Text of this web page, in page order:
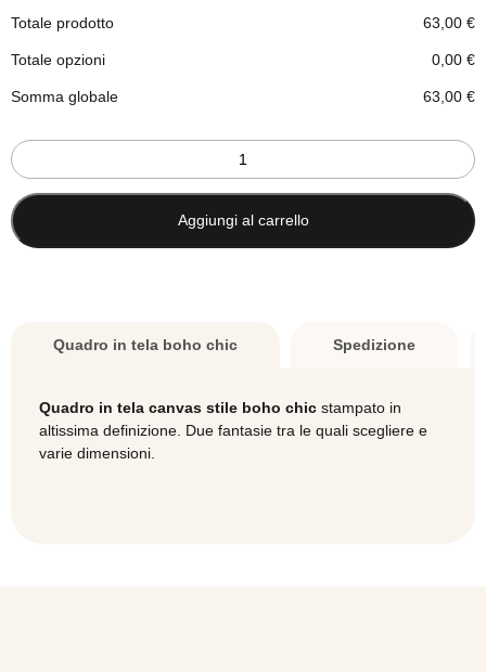
Totale prodotto 63,00€
Totale opzioni 0,00€
Somma globale 63,00€
Quadro
stile
boho
chic
Jungle
Aggiungi al carrello
Quadro in tela boho chic Spedizione
Quadro in tela canvas stile boho chic stampato in
altissima definizione. Due fantasie tra le quali scegliere e
varie dimensioni.